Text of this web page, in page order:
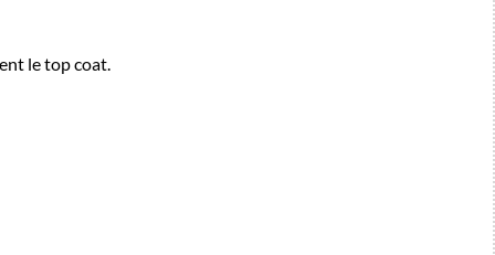
le top coat.